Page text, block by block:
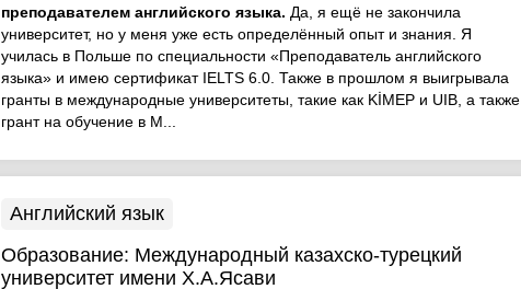
преподавателем английского языка. Да, я ещё не закончила
университет, но у меня уже есть определённый опыт и знания. Я
училась в Польше по специальности «Преподаватель английского
языка» и имею сертификат IELTS 6.0. Также в прошлом я выигрывала
гранты в международные университеты, такие как KİMEP и UIB, а также
грант на обучение в М...
Английский язык
Образование: Международный казахско-турецкий
университет имени Х.А.Ясави